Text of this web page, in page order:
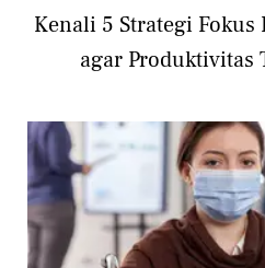
Kenali 5 Strategi
agar Produktivitas